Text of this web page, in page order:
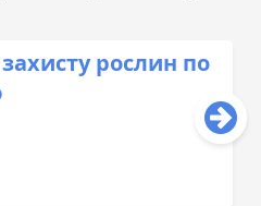
рослин по